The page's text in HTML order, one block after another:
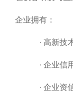
企业拥有：
· 高新技
· 企业信
· 企业资